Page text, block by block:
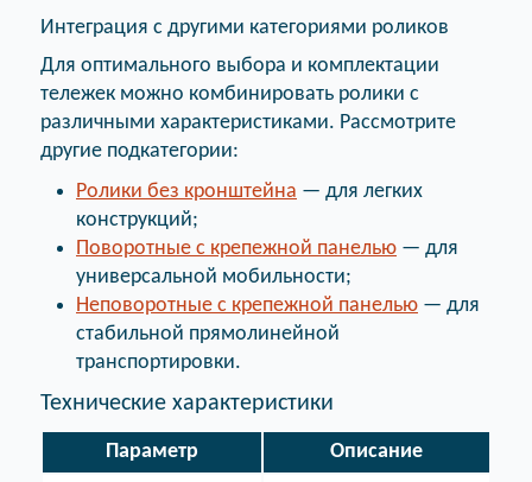
Интеграция с другими категориями роликов
Для оптимального выбора и комплектации
тележек можно комбинировать ролики с
различными характеристиками. Рассмотрите
другие подкатегории:
Ролики без кронштейна — для легких
конструкций;
Поворотные с крепежной панелью — для
универсальной мобильности;
Неповоротные с крепежной панелью — для
стабильной прямолинейной
транспортировки.
Технические характеристики
Параметр
Описание